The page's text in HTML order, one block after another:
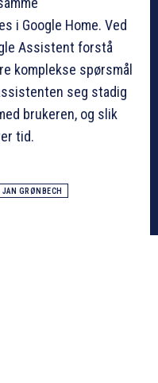
i Google Home. Ved
Assistent forstå
komplekse spørsmål
seg stadig
brukeren, og slik
tid.
JAN GRØNBECH